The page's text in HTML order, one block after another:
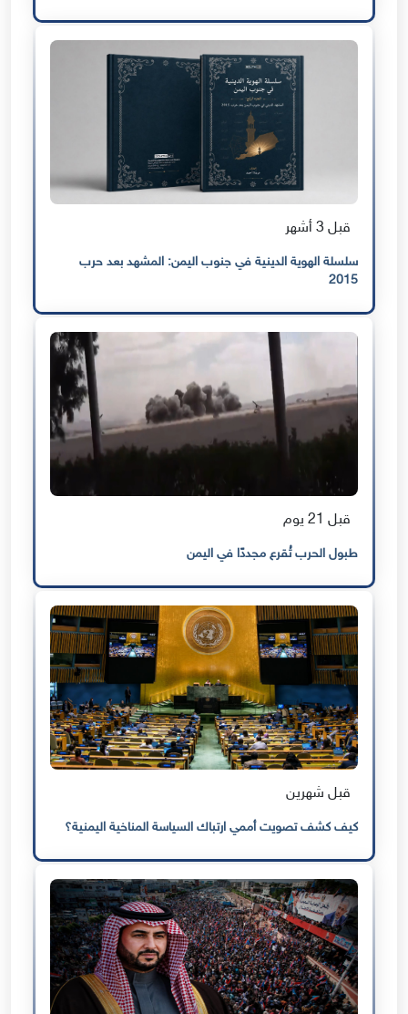
قبل 3 أشهر
سلسلة الهوية الدينية في جنوب اليمن: المشهد بعد حرب
2015
قبل 21 يوم
طبول الحرب تُقرع مجددًا في اليمن
قبل شهرين
كيف كشف تصويت أممي ارتباك السياسة المناخية اليمنية؟